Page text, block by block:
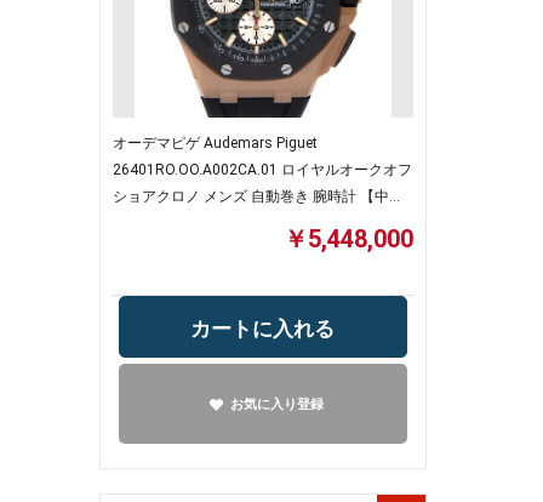
オーデマピゲ Audemars Piguet
26401RO.OO.A002CA.01 ロイヤルオークオフ
ショアクロノ メンズ 自動巻き 腕時計 【中
￥5,448,000
カートに入れる
お気に入り登録